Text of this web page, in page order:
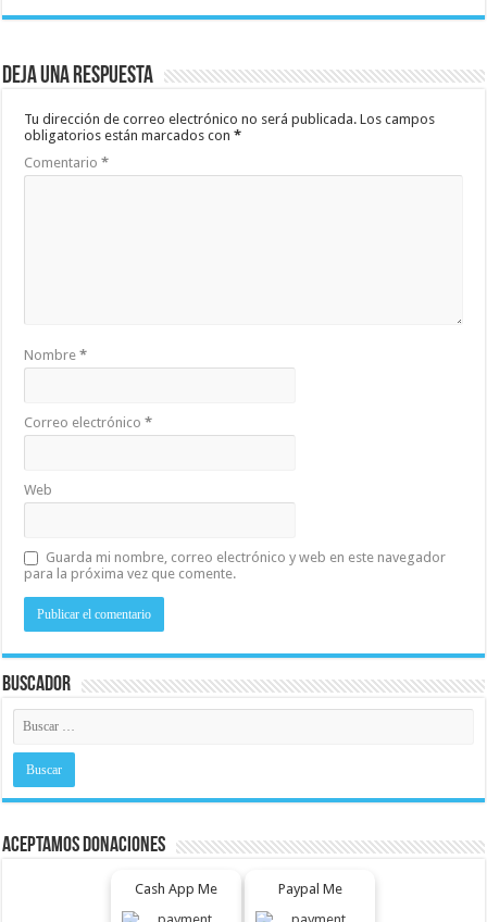
Deja una respuesta
Tu dirección de correo electrónico no será publicada. Los campos
obligatorios están marcados con*
Comentario*
Nombre*
Correo electrónico*
Web
Guarda mi nombre, correo electrónico y web en este navegador
para la próxima vez que comente.
Buscador
Aceptamos Donaciones
Cash App Me Paypal Me